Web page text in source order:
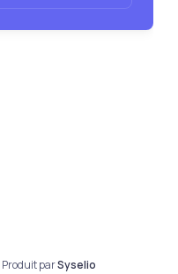
parSyselio